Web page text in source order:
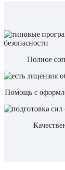
Полное
Помощь с